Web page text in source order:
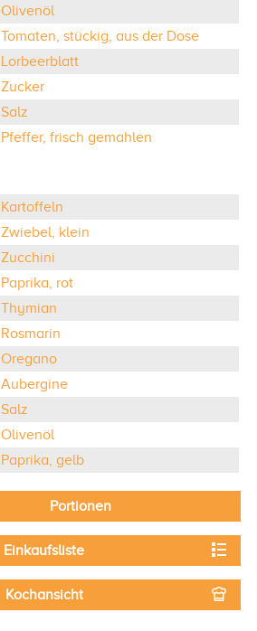
Olivenöl
Tomaten, stückig, aus der Dose
Lorbeerblatt
Zucker
Salz
Pfeffer, frisch gemahlen
Kartoffeln
Zwiebel, klein
Zucchini
Paprika, rot
Thymian
Rosmarin
Oregano
Aubergine
Salz
Olivenöl
Paprika, gelb
Portionen
Einkaufsliste
Kochansicht